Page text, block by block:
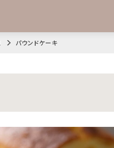
パウンドケーキ